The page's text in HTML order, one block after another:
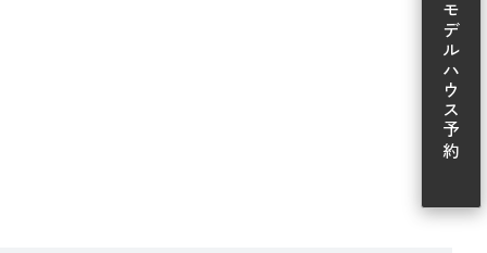
モデルハウス予約